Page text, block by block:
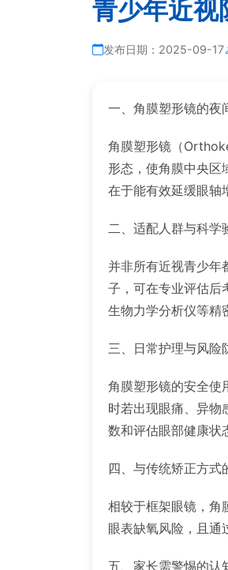
青少年近视
发布日期： 2025-09-17
一、角膜塑形镜的夜
角膜塑形镜（
形态，使角膜中央区
在于能有效延缓眼轴
二、适配人群与科学
并非所有近视青少
子，可在专业评估后
生物力学分析仪等精
三、日常护理与风险
角膜塑形镜的安全使
时若出现眼痛、异物
数和评估眼部健康状
四、与传统矫正方式
相较于框架眼镜，角
眼表缺氧风险，且通
五、家长需警惕的认